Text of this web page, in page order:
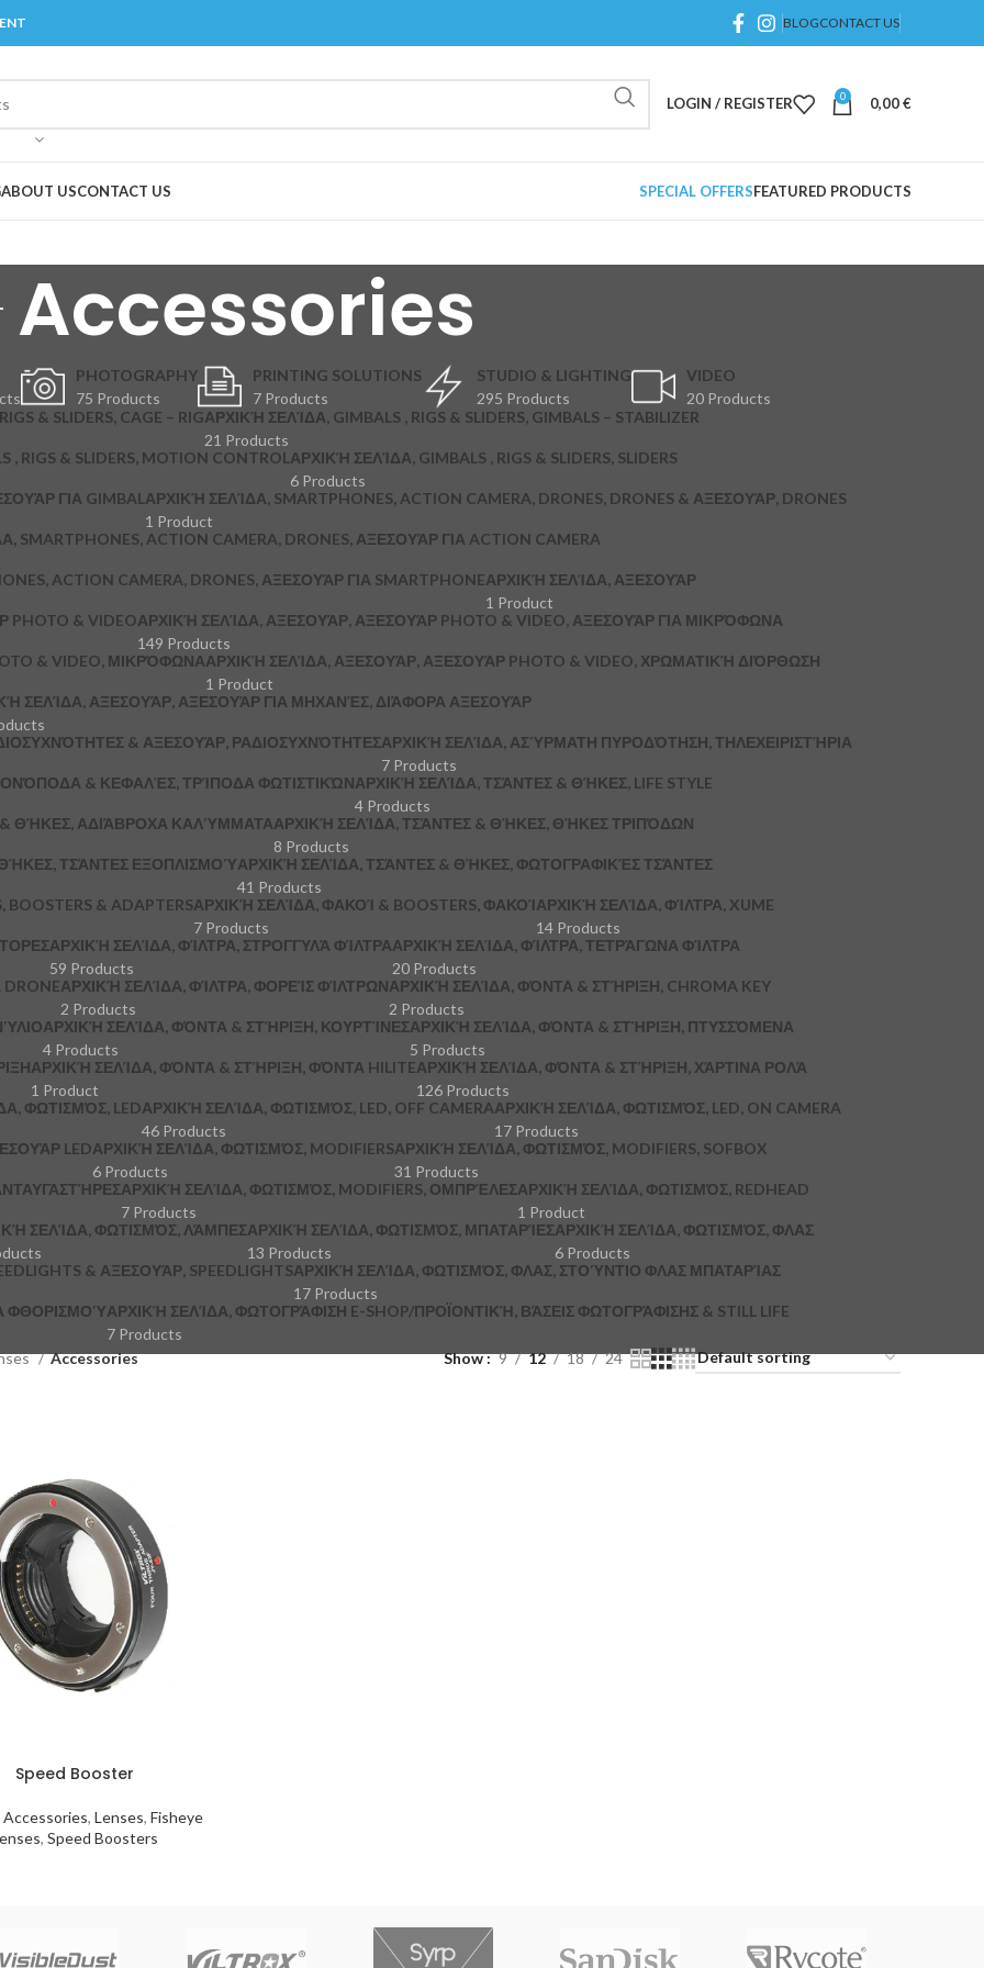
BLOGCONTACT US
LOGIN / REGISTER 0 0,00€
ABOUT USCONTACT US SPECIAL OFFERSFEATURED PRODUCTS
Accessories
PHOTOGRAPHY
75 Products
PRINTING SOLUTIONS
7 Products
STUDIO & LIGHTING
295 Products
VIDEO
20 Products
& SLIDERS, CAGE – RIGΑΡΧΙΚΉ ΣΕΛΊΔΑ, GIMBALS , RIGS & SLIDERS, GIMBALS – STABILIZER
21 Products
RIGS & SLIDERS, MOTION CONTROL ΑΡΧΙΚΉ ΣΕΛΊΔΑ, GIMBALS , RIGS & SLIDERS, SLIDERS
6 Products
ΓΙΑ GIMBAL ΑΡΧΙΚΉ ΣΕΛΊΔΑ, SMARTPHONES, ACTION CAMERA, DRONES, DRONES & ΑΞΕΣΟΥΆΡ, DRONES
1 Product
SMARTPHONES, ACTION CAMERA, DRONES, ΑΞΕΣΟΥΆΡ ΓΙΑ ACTION CAMERA
ACTION CAMERA, DRONES, ΑΞΕΣΟΥΆΡ ΓΙΑ SMARTPHONEΑΡΧΙΚΉ ΣΕΛΊΔΑ, ΑΞΕΣΟΥΆΡ
1 Product
& VIDEOΑΡΧΙΚΉ ΣΕΛΊΔΑ, ΑΞΕΣΟΥΆΡ, ΑΞΕΣΟΥΆΡ PHOTO & VIDEO, ΑΞΕΣΟΥΆΡ ΓΙΑ ΜΙΚΡΌΦΩΝΑ
149 Products
& VIDEO, ΜΙΚΡΌΦΩΝΑΑΡΧΙΚΉ ΣΕΛΊΔΑ, ΑΞΕΣΟΥΆΡ, ΑΞΕΣΟΥΆΡ PHOTO & VIDEO, ΧΡΩΜΑΤΙΚΉ ΔΙΌΡΘΩΣΗ
1 Product
ΣΕΛΊΔΑ, ΑΞΕΣΟΥΆΡ, ΑΞΕΣΟΥΆΡ ΓΙΑ ΜΗΧΑΝΈΣ, ΔΙΆΦΟΡΑ ΑΞΕΣΟΥΆΡ
& ΑΞΕΣΟΥΆΡ, ΡΑΔΙΟΣΥΧΝΌΤΗΤΕΣΑΡΧΙΚΉ ΣΕΛΊΔΑ, ΑΣΎΡΜΑΤΗ ΠΥΡΟΔΌΤΗΣΗ, ΤΗΛΕΧΕΙΡΙΣΤΉΡΙΑ
7 Products
& ΚΕΦΑΛΈΣ, ΤΡΊΠΟΔΑ ΦΩΤΙΣΤΙΚΏΝΑΡΧΙΚΉ ΣΕΛΊΔΑ, ΤΣΆΝΤΕΣ & ΘΉΚΕΣ, LIFE STYLE
4 Products
& ΘΉΚΕΣ, ΑΔΙΆΒΡΟΧΑ ΚΑΛΎΜΜΑΤΑΑΡΧΙΚΉ ΣΕΛΊΔΑ, ΤΣΆΝΤΕΣ & ΘΉΚΕΣ, ΘΉΚΕΣ ΤΡΙΠΌΔΩΝ
8 Products
ΤΣΆΝΤΕΣ ΕΞΟΠΛΙΣΜΟΎΑΡΧΙΚΉ ΣΕΛΊΔΑ, ΤΣΆΝΤΕΣ & ΘΉΚΕΣ, ΦΩΤΟΓΡΑΦΙΚΈΣ ΤΣΆΝΤΕΣ
41 Products
& ADAPTERSΑΡΧΙΚΉ ΣΕΛΊΔΑ, ΦΑΚΟΊ & BOOSTERS, ΦΑΚΟΊ
7 Products
ΑΡΧΙΚΉ ΣΕΛΊΔΑ, ΦΊΛΤΡΑ, XUME
14 Products
ΑΡΧΙΚΉ ΣΕΛΊΔΑ, ΦΊΛΤΡΑ, ΣΤΡΟΓΓΥΛΆ ΦΊΛΤΡΑ
59 Products
ΑΡΧΙΚΉ ΣΕΛΊΔΑ, ΦΊΛΤΡΑ, ΤΕΤΡΆΓΩΝΑ ΦΊΛΤΡΑ
20 Products
ΑΡΧΙΚΉ ΣΕΛΊΔΑ, ΦΊΛΤΡΑ, ΦΟΡΕΊΣ ΦΊΛΤΡΩΝ
2 Products
ΑΡΧΙΚΉ ΣΕΛΊΔΑ, ΦΌΝΤΑ & ΣΤΉΡΙΞΗ, CHROMA KEY
2 Products
ΑΡΧΙΚΉ ΣΕΛΊΔΑ, ΦΌΝΤΑ & ΣΤΉΡΙΞΗ, ΚΟΥΡΤΊΝΕΣ
4 Products
ΑΡΧΙΚΉ ΣΕΛΊΔΑ, ΦΌΝΤΑ & ΣΤΉΡΙΞΗ, ΠΤΥΣΣΌΜΕΝΑ
5 Products
ΑΡΧΙΚΉ ΣΕΛΊΔΑ, ΦΌΝΤΑ & ΣΤΉΡΙΞΗ, ΦΌΝΤΑ HILITE
1 Product
ΑΡΧΙΚΉ ΣΕΛΊΔΑ, ΦΌΝΤΑ & ΣΤΉΡΙΞΗ, ΧΆΡΤΙΝΑ ΡΟΛΆ
126 Products
ΦΩΤΙΣΜΌΣ, LEDΑΡΧΙΚΉ ΣΕΛΊΔΑ, ΦΩΤΙΣΜΌΣ, LED, OFF CAMERA
46 Products
ΑΡΧΙΚΉ ΣΕΛΊΔΑ, ΦΩΤΙΣΜΌΣ, LED, ON CAMERA
17 Products
LEDΑΡΧΙΚΉ ΣΕΛΊΔΑ, ΦΩΤΙΣΜΌΣ, MODIFIERS
6 Products
ΑΡΧΙΚΉ ΣΕΛΊΔΑ, ΦΩΤΙΣΜΌΣ, MODIFIERS, SOFBOX
31 Products
ΑΡΧΙΚΉ ΣΕΛΊΔΑ, ΦΩΤΙΣΜΌΣ, MODIFIERS, ΟΜΠΡΈΛΕΣ
7 Products
ΑΡΧΙΚΉ ΣΕΛΊΔΑ, ΦΩΤΙΣΜΌΣ, REDHEAD
1 Product
ΣΕΛΊΔΑ, ΦΩΤΙΣΜΌΣ, ΛΆΜΠΕΣΑΡΧΙΚΉ ΣΕΛΊΔΑ, ΦΩΤΙΣΜΌΣ, ΜΠΑΤΑΡΊΕΣ
13 Products
ΑΡΧΙΚΉ ΣΕΛΊΔΑ, ΦΩΤΙΣΜΌΣ, ΦΛΑΣ
6 Products
& ΑΞΕΣΟΥΆΡ, SPEEDLIGHTSΑΡΧΙΚΉ ΣΕΛΊΔΑ, ΦΩΤΙΣΜΌΣ, ΦΛΑΣ, ΣΤΟΎΝΤΙΟ ΦΛΑΣ ΜΠΑΤΑΡΊΑΣ
17 Products
ΦΘΟΡΙΣΜΟΎΑΡΧΙΚΉ ΣΕΛΊΔΑ, ΦΩΤΟΓΡΆΦΙΣΗ E-SHOP/ΠΡΟΪΟΝΤΙΚΉ, ΒΆΣΕΙΣ ΦΩΤΟΓΡΆΦΙΣΗΣ & STILL LIFE
7 Products
Accessories Show 9 12 18 24
Speed Booster
Accessories, Lenses, Fisheye
,Speed Boosters